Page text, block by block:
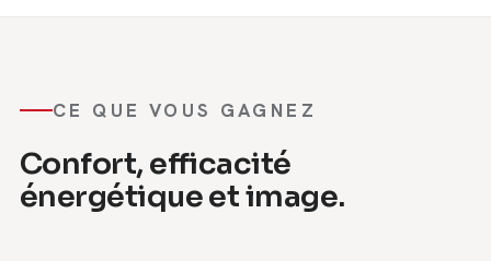
CE QUE VOUS GAGNEZ
Confort, efficacité
énergétique et image.